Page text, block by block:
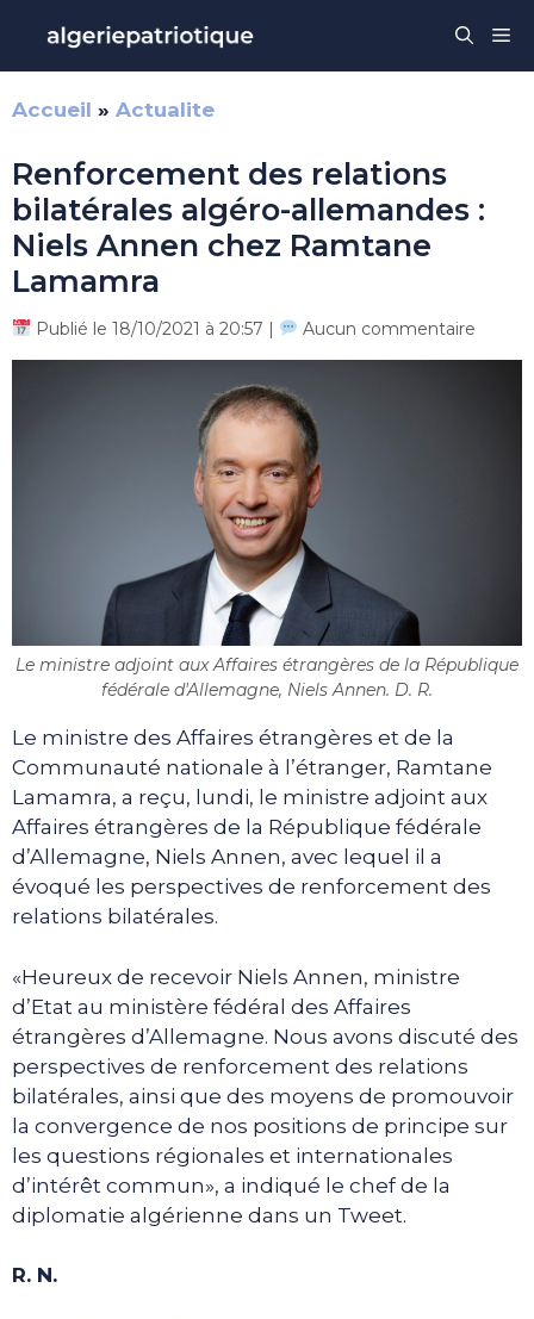
contenu
Accueil » Actualite
Renforcement des relations
bilatérales algéro-allemandes :
Niels Annen chez Ramtane
Lamamra
Publié le 18/10/2021 à 20:57 | Aucun commentaire
Le ministre adjoint aux Affaires étrangères de la République
fédérale d'Allemagne, Niels Annen. D. R.
Le ministre des Affaires étrangères et de la
Communauté nationale à l’étranger, Ramtane
Lamamra, a reçu, lundi, le ministre adjoint aux
Affaires étrangères de la République fédérale
d’Allemagne, Niels Annen, avec lequel il a
évoqué les perspectives de renforcement des
relations bilatérales.
«Heureux de recevoir Niels Annen, ministre
d’Etat au ministère fédéral des Affaires
étrangères d’Allemagne. Nous avons discuté des
perspectives de renforcement des relations
bilatérales, ainsi que des moyens de promouvoir
la convergence de nos positions de principe sur
les questions régionales et internationales
d’intérêt commun», a indiqué le chef de la
diplomatie algérienne dans un Tweet.
R. N.